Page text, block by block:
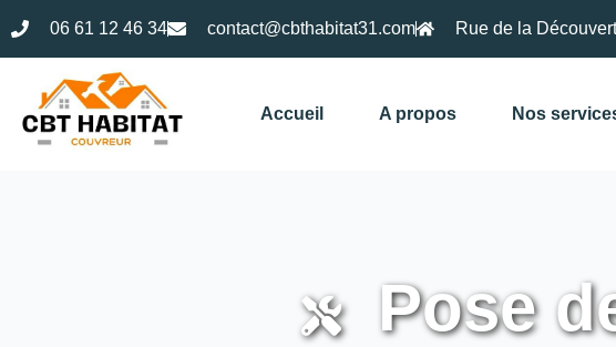
06 61 12 46 34 contact@cbthabitat31.com Rue de la
Accueil A propos Nos
Pose